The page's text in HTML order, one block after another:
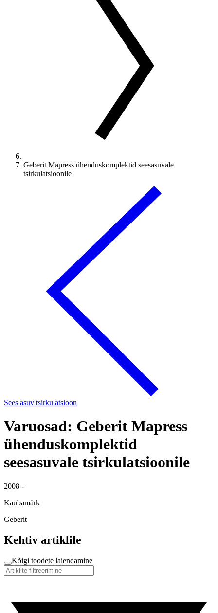
Geberit Mapress ühenduskomplektid seesasuvale
tsirkulatsioonile
Sees asuv tsirkulatsioon
Varuosad: Geberit Mapress
ühenduskomplektid
seesasuvale tsirkulatsioonile
2008 -
Kaubamärk
Geberit
Kehtiv artiklile
Kõigi toodete laiendamine